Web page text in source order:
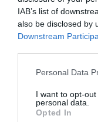
IAB’s list of
also be disclosed by
Downstream
Please note that
not limited to your
grant or deny
use your data for
Personal Data
I want to opt-
personal data.
Opted In
Παρασκευής
Νέο σχέδιο Πούτιν
τρομάζει το ΝΑΤΟ
Στα
σχέδιο του